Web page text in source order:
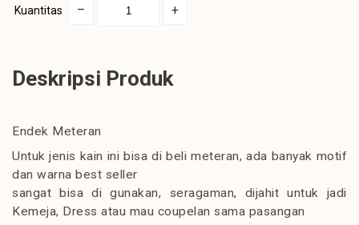
Kuantitas – +
Deskripsi Produk
Endek Meteran
Untuk jenis kain ini bisa di beli meteran, ada banyak motif
dan warna best seller
sangat bisa di gunakan, seragaman, dijahit untuk jadi
Kemeja, Dress atau mau coupelan sama pasangan